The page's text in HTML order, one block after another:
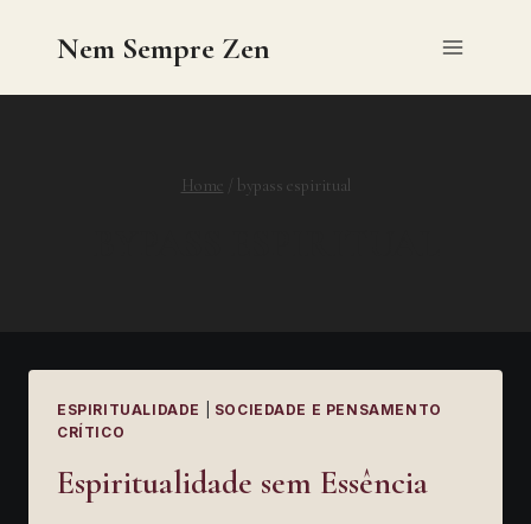
Nem Sempre Zen
Home bypass espiritual
ESPIRITUALIDADE
SOCIEDADE E PENSAMENTO
CRÍTICO
Espiritualidade sem Essência